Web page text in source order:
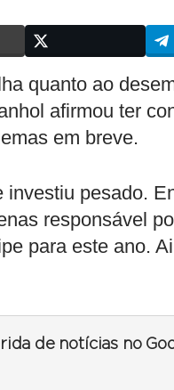
quanto ao
afirmou ter
em breve.
pesado.
responsável
para este ano.
de notícias no